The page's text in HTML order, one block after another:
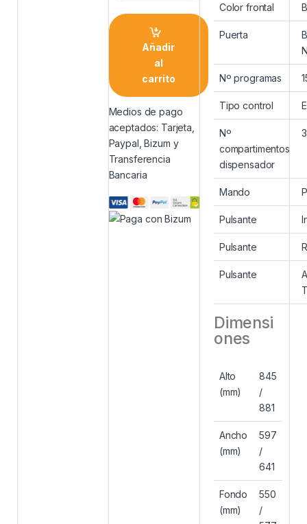
Añadir
al
carrito
Medios de pago
aceptados: Tarjeta,
Paypal, Bizum y
Transferencia
Bancaria
Color frontal
Puerta
Nº programas
Tipo control
Nº
compartimentos
dispensador
3
Mando
Pulsante
Pulsante
Pulsante
Dimensi
ones
Alto
(mm)
845
/
881
Ancho
(mm)
597
/
641
Fondo
(mm)
550
/